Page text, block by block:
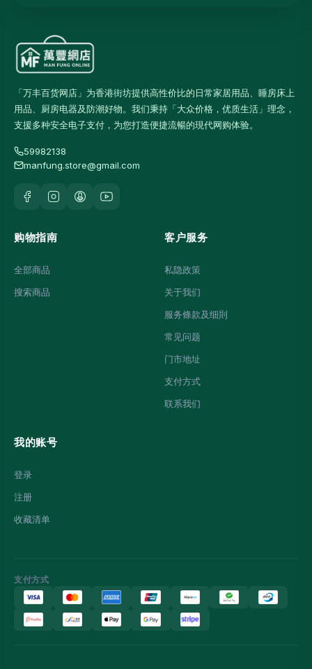
「万丰百货网店」为香港街坊提供高性价比的日常家居用品、睡房床上
用品、厨房电器及防潮好物。我们秉持「大众价格，优质生活」理念，
支援多种安全电子支付，为您打造便捷流暢的現代网购体验。
59982138
manfung.store@gmail.com
购物指南
全部商品
搜索商品
客户服务
私隐政策
关于我们
服务條款及细則
常见问题
门市地址
支付方式
联系我们
我的账号
登录
注册
收藏清单
支付方式